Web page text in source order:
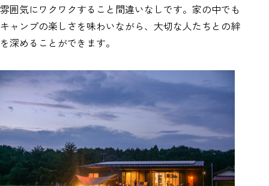
雰囲気にワクワクすること間違いなしです。家の中でも
キャンプの楽しさを味わいながら、大切な人たちとの絆
を深めることができます。